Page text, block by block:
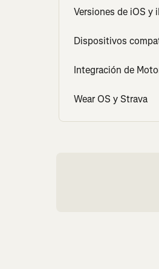
Versiones de iOS y
Dispositivos
Integración de
Wear OS y Strava